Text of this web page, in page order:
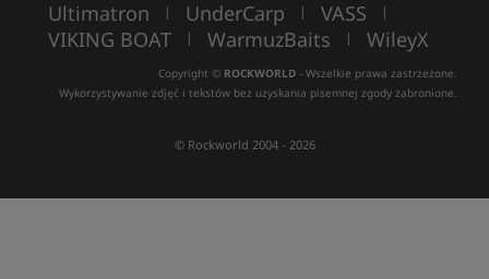
Ultimatron | UnderCarp | VASS |
VIKING BOAT | WarmuzBaits | WileyX
Copyright © ROCKWORLD - Wszelkie prawa zastrzeżone.
Wykorzystywanie zdjęć i tekstów bez uzyskania pisemnej zgody zabronione.
© Rockworld 2004 - 2026